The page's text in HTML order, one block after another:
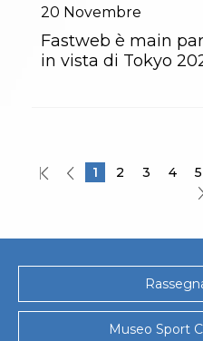
20 Novembre
Fastweb è main
in vista di Tokyo
1 2 3 4 5
Museo Sport